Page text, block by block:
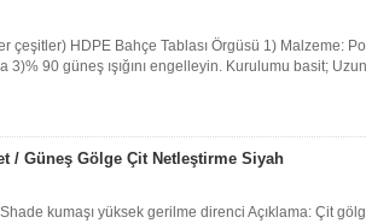
çeşitler) HDPE Bahçe Tablası Örgüsü 1) Malzeme:
3)% 90 güneş ışığını engelleyin. Kurulumu basit;
/ Güneş Gölge Çit Netleştirme Siyah
kumaşı yüksek gerilme direnci Açıklama: Çit